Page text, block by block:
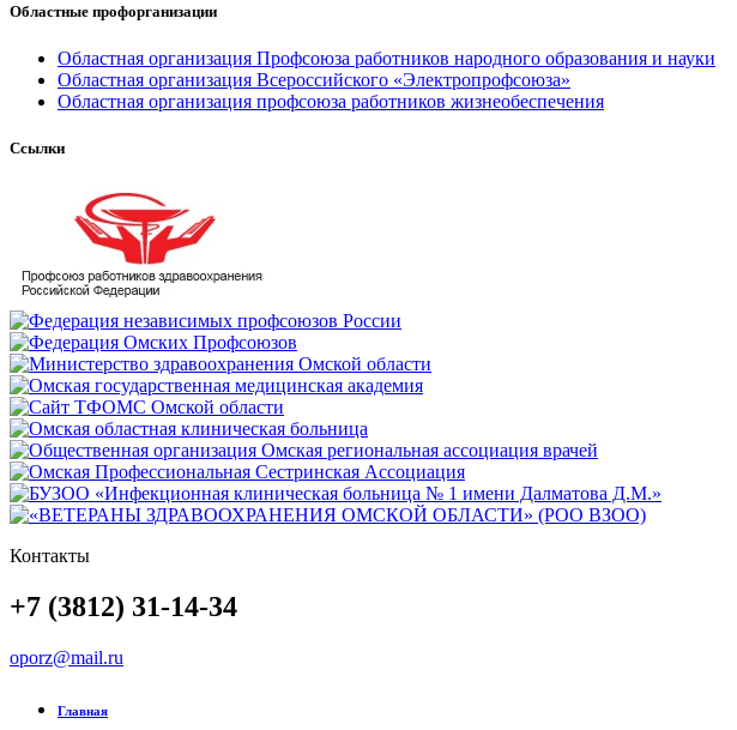
Областные профорганизации
Областная организация Профсоюза работников народного образования и науки
Областная организация Всероссийского «Электропрофсоюза»
Областная организация профсоюза работников жизнеобеспечения
Ссылки
Контакты
+7 (3812) 31-14-34
oporz@mail.ru
Главная